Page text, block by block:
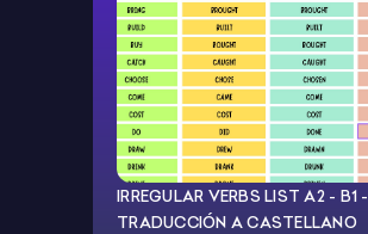
IRREGULAR VERBS LIST A2 - B1 -
TRADUCCIÓN A CASTELLANO